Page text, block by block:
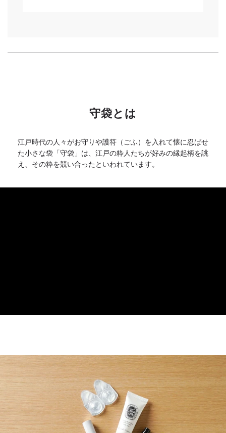
守袋とは
江戸時代の人々がお守りや護符（ごふ）を入れて懐に忍ばせ
た小さな袋「守袋」は、江戸の粋人たちが好みの縁起柄を誂
え、その粋を競い合ったといわれています。